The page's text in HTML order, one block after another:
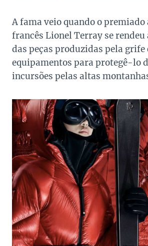
A fama veio quando o
francês Lionel Terray se rendeu
das peças produzidas pela grife
equipamentos para protegê-lo
incursões pelas altas